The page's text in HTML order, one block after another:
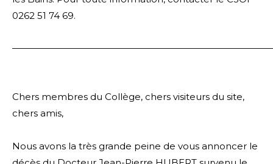
0262 51 74 69.
Chers membres du Collège, chers visiteurs du site,
chers amis,
Nous avons la très grande peine de vous annoncer le